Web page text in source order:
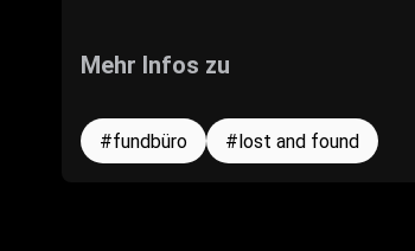
Mehr Infos zu
fundbüro lost and found